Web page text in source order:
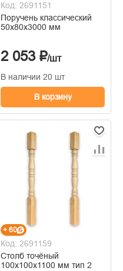
Код: 2691151
Поручень классический
50х80х3000 мм
2 053 ₽/шт
В наличии 20 шт
В корзину
+ 60
Код: 2691159
Столб точёный
100х100х1100 мм тип 2